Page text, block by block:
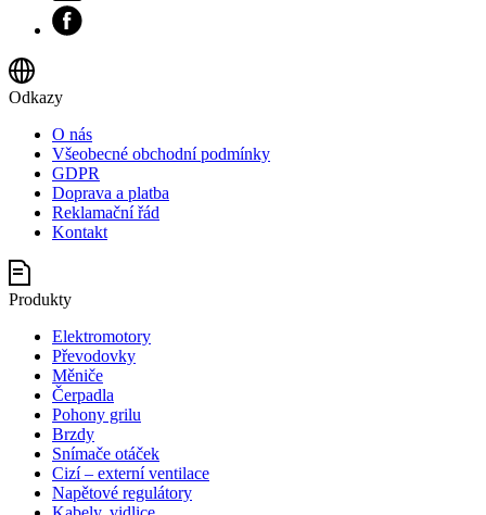
Odkazy
O nás
Všeobecné obchodní podmínky
GDPR
Doprava a platba
Reklamační řád
Kontakt
Produkty
Elektromotory
Převodovky
Měniče
Čerpadla
Pohony grilu
Brzdy
Snímače otáček
Cizí – externí ventilace
Napětové regulátory